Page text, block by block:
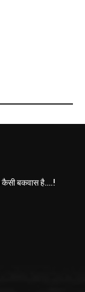
कैसी बकवास है….!